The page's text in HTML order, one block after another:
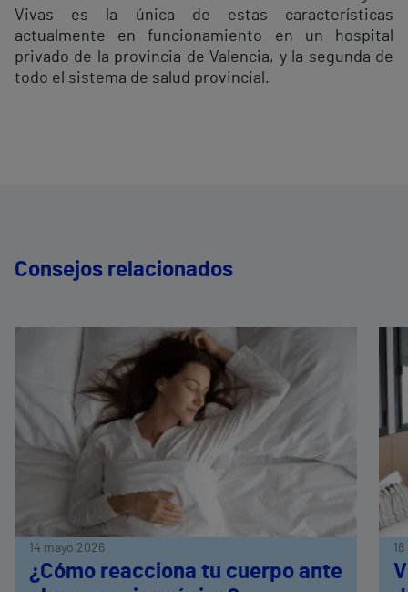
Vivas es la única de estas características
actualmente en funcionamiento en un hospital
privado de la provincia de Valencia, y la segunda de
todo el sistema de salud provincial.
Consejos relacionados
14 mayo 2026
¿Cómo reacciona tu cuerpo ante